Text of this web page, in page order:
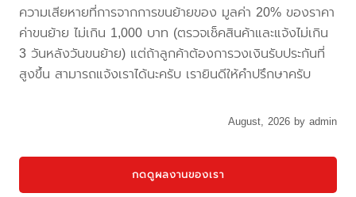
ความเสียหายที่การจากการขนย้ายของ มูลค่า 20% ของราคา
ค่าขนย้าย ไม่เกิน 1,000 บาท (ตรวจเช็คสินค้าและแจ้งไม่เกิน
3 วันหลังวันขนย้าย) แต่ถ้าลูกค้าต้องการวงเงินรับประกันที่
สูงขึ้น สามารถแจ้งเราได้นะครับ เรายินดีให้คำปรึกษาครับ
August, 2026 by admin
กดดูผลงานของเรา